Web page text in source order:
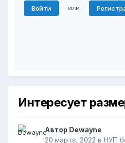
Войти
или
Интересует
Автор Dewayne
20 марта, 2022 в НУП